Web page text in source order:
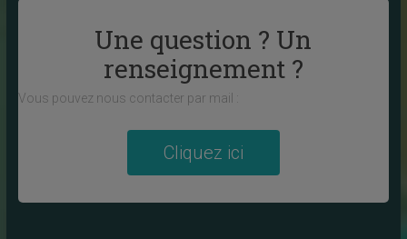
Une question ? Un
renseignement ?
Vous pouvez nous contacter par mail :
Cliquez ici